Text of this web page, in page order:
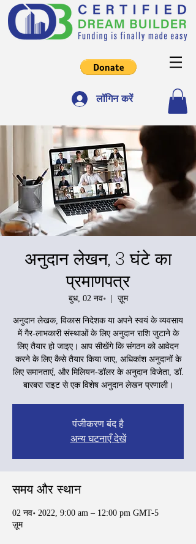
लॉगिन करें
अनुदान लेखन, 3 घंटे का
प्रमाणपत्र
बुध, 02 नव॰
  |
ज़ूम
अनुदान लेखक, विकास निदेशक या अपने स्वयं के व्यवसाय
में गैर-लाभकारी संस्थाओं के लिए अनुदान राशि जुटाने के
लिए तैयार हो जाइए। आप सीखेंगे कि संगठन को आवेदन
करने के लिए कैसे तैयार किया जाए, अधिकांश अनुदानों के
लिए समानताएं, और मिलियन-डॉलर के अनुदान विजेता, डॉ.
बारबरा राइट से एक विशेष अनुदान लेखन प्रणाली।
पंजीकरण बंद है
अन्य घटनाएँ देखें
समय और स्थान
02 नव॰ 2022, 9:00 am – 12:00 pm GMT-5
ज़ूम